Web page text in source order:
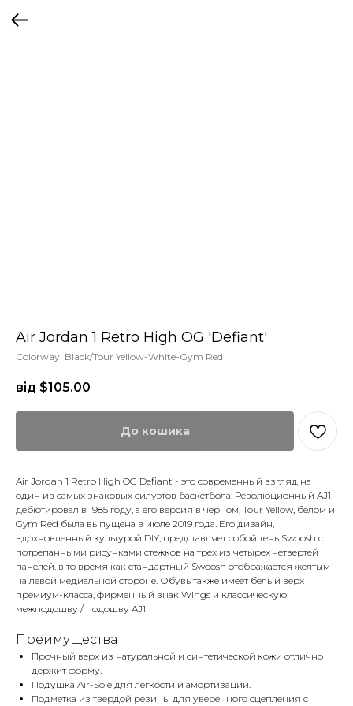
Air Jordan 1 Retro High OG 'Defiant'
Colorway: Black/Tour Yellow-White-Gym Red
від $105.00
До кошика
Air Jordan 1 Retro High OG Defiant - это современный взгляд на
один из самых знаковых силуэтов баскетбола. Революционный AJ1
дебютировал в 1985 году, а его версия в черном, Tour Yellow, белом и
Gym Red была выпущена в июле 2019 года. Его дизайн,
вдохновленный культурой DIY, представляет собой тень Swoosh с
потрепанными рисунками стежков на трех из четырех четвертей
панелей. в то время как стандартный Swoosh отображается желтым
на левой медиальной стороне. Обувь также имеет белый верх
премиум-класса, фирменный знак Wings и классическую
межподошву / подошву AJ1.
Преимущества
Прочный верх из натуральной и синтетической кожи отлично
держит форму.
Подушка Air-Sole для легкости и амортизации.
Подметка из твердой резины для уверенного сцепления с